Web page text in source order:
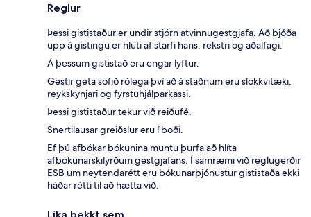
Reglur
Þessi gististaður er undir stjórn atvinnugestgjafa. Að bjóða
upp á gistingu er hluti af starfi hans, rekstri og aðalfagi.
Á þessum gististað eru engar lyftur.
Gestir geta sofið rólega því að á staðnum eru slökkvitæki,
reykskynjari og fyrstuhjálparkassi.
Þessi gististaður tekur við reiðufé.
Snertilausar greiðslur eru í boði.
Ef þú afbókar bókunina muntu þurfa að hlíta
afbókunarskilyrðum gestgjafans. Í samræmi við reglugerðir
ESB um neytendarétt eru bókunarþjónustur gististaða ekki
háðar rétti til að hætta við.